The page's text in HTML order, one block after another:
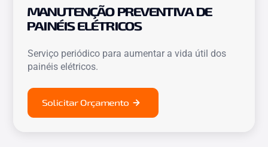
MANUTENÇÃO PREVENTIVA DE
PAINÉIS ELÉTRICOS
Serviço periódico para aumentar a vida útil dos
painéis elétricos.
Solicitar Orçamento